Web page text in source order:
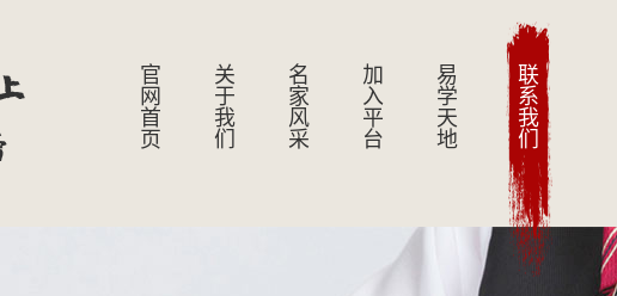
官网首页 关于我们 名家风采 加入平台 易学天地 联系我们